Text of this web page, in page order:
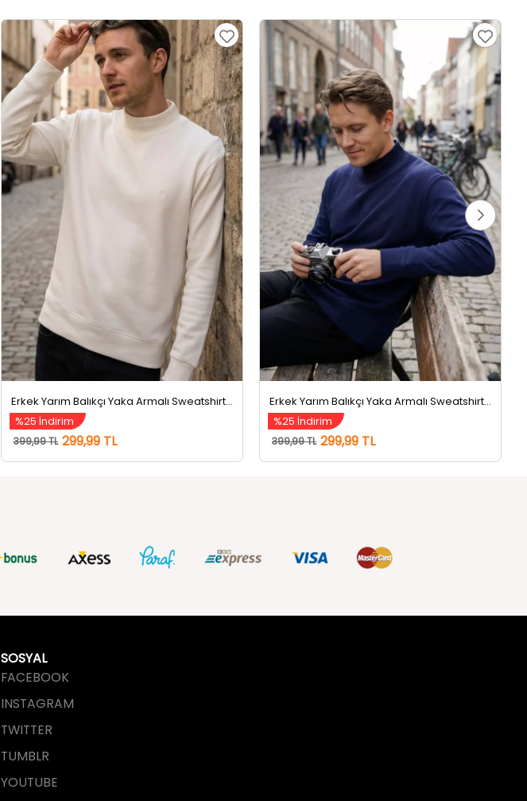
Erkek Yarım Balıkçı Yaka Armalı Sweatshirt Krem
%25 İndirim
399,99 TL 299,99 TL
Erkek Yarım Balıkçı Yaka Armalı Sweatshirt Lacivert
%25 İndirim
399,99 TL 299,99 TL
SOSYAL
INSTAGRAM